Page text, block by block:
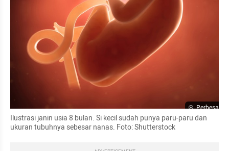
Perbesar
Ilustrasi janin usia 8 bulan. Si kecil sudah punya paru-paru dan
ukuran tubuhnya sebesar nanas. Foto: Shutterstock